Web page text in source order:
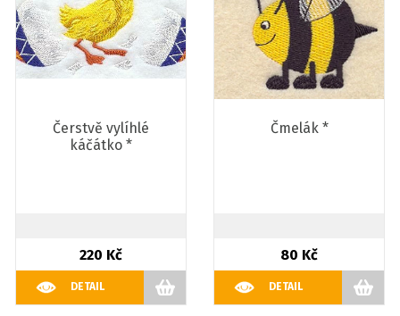
Čerstvě vylíhlé
káčátko *
220 Kč
DETAIL
Čmelák *
80 Kč
DETAIL